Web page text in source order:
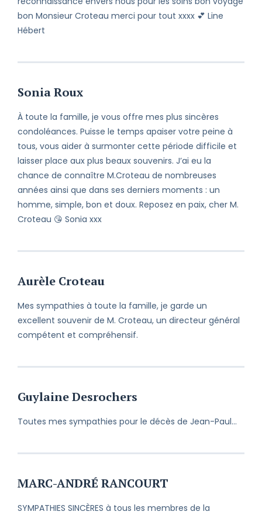
bon Monsieur Croteau merci pour tout xxxx 💕 Line
Hébert
Sonia Roux
À toute la famille, je vous offre mes plus sincères
condoléances. Puisse le temps apaiser votre peine à
tous, vous aider à surmonter cette période difficile et
laisser place aux plus beaux souvenirs. J’ai eu la
chance de connaître M.Croteau de nombreuses
années ainsi que dans ses derniers moments : un
homme, simple, bon et doux. Reposez en paix, cher M.
Croteau 😘 Sonia xxx
Aurèle Croteau
Mes sympathies à toute la famille, je garde un
excellent souvenir de M. Croteau, un directeur général
compétent et compréhensif.
Guylaine Desrochers
Toutes mes sympathies pour le décès de Jean-Paul…
MARC-ANDRÉ RANCOURT
SYMPATHIES SINCÈRES à tous les membres de la